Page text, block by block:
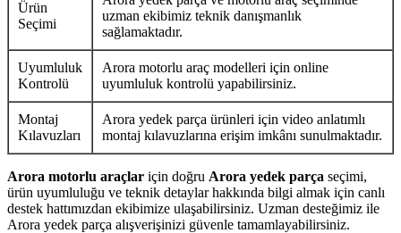
Ürün
Seçimi
uzman ekibimiz teknik danışmanlık
sağlamaktadır.
Uyumluluk
Kontrolü
Arora motorlu araç modelleri için online
uyumluluk kontrolü yapabilirsiniz.
Montaj
Kılavuzları
Arora yedek parça ürünleri için video anlatımlı
montaj kılavuzlarına erişim imkânı sunulmaktadır.
Arora motorlu araçlar için doğru Arora yedek parça seçimi,
ürün uyumluluğu ve teknik detaylar hakkında bilgi almak için canlı
destek hattımızdan ekibimize ulaşabilirsiniz. Uzman desteğimiz ile
Arora yedek parça alışverişinizi güvenle tamamlayabilirsiniz.